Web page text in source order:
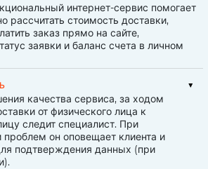
интернет-сервис помогает
рассчитать стоимость доставки,
заказ прямо на сайте,
заявки и баланс счета в личном
качества сервиса, за ходом
от физического лица к
следит специалист. При
проблем он оповещает клиента и
подтверждения данных (при